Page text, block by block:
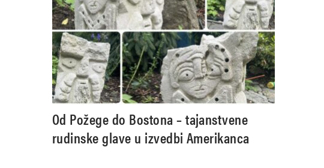
Od Požege do Bostona – tajanstvene
rudinske glave u izvedbi Amerikanca